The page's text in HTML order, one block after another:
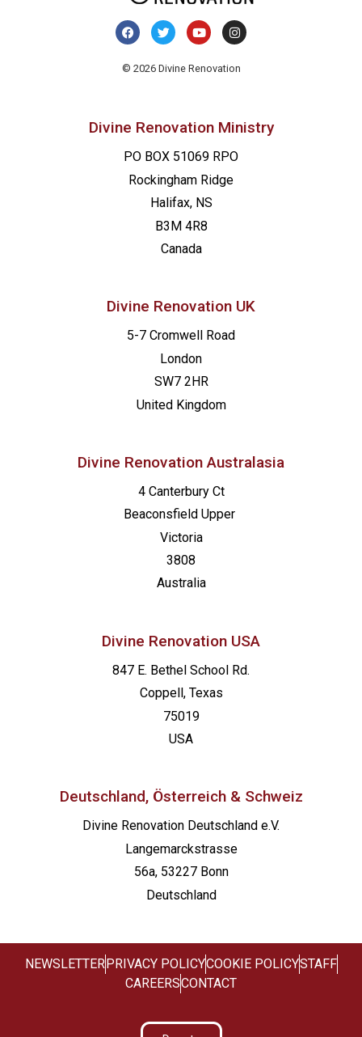
© 2026 Divine Renovation
Divine Renovation Ministry
PO BOX 51069 RPO
Rockingham Ridge
Halifax, NS
B3M 4R8
Canada
Divine Renovation UK
5-7 Cromwell Road
London
SW7 2HR
United Kingdom
Divine Renovation Australasia
4 Canterbury Ct
Beaconsfield Upper
Victoria
3808
Australia
Divine Renovation USA
847 E. Bethel School Rd.
Coppell, Texas
75019
USA
Deutschland, Österreich & Schweiz
Divine Renovation Deutschland e.V.
Langemarckstrasse
56a, 53227 Bonn
Deutschland
NEWSLETTER PRIVACY POLICYCOOKIE POLICYSTAFF
CAREERSCONTACT